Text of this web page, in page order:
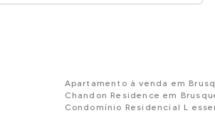
Apartamento à venda em
Chandon Residence em
Condomínio Residencial L